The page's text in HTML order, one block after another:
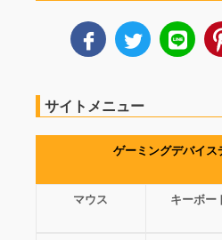
サイトメニュー
ゲーミングデバイス
マウス キーボー